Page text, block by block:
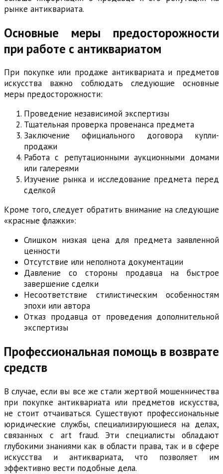
рынке антиквариата.
Основные меры предосторожности
при работе с антиквариатом
При покупке или продаже антиквариата и предметов
искусства важно соблюдать следующие основные
меры предосторожности:
Проведение независимой экспертизы
Тщательная проверка провенанса предмета
Заключение официального договора купли-
продажи
Работа с репутационными аукционными домами
или галереями
Изучение рынка и исследование предмета перед
сделкой
Кроме того, следует обратить внимание на следующие
«красные флажки»:
Слишком низкая цена для предмета заявленной
ценности
Отсутствие или неполнота документации
Давление со стороны продавца на быстрое
завершение сделки
Несоответствие стилистическим особенностям
эпохи или автора
Отказ продавца от проведения дополнительной
экспертизы
Профессиональная помощь в возврате
средств
В случае, если вы все же стали жертвой мошенничества
при покупке антиквариата или предметов искусства,
не стоит отчаиваться. Существуют профессиональные
юридические службы, специализирующиеся на делах,
связанных с art fraud. Эти специалисты обладают
глубокими знаниями как в области права, так и в сфере
искусства и антиквариата, что позволяет им
эффективно вести подобные дела.